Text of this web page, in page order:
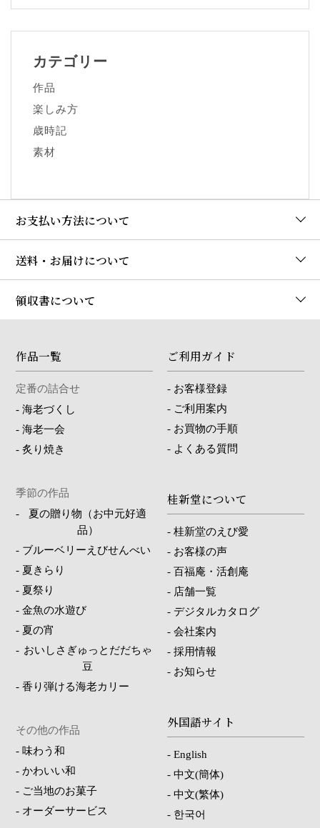
カテゴリー
作品
楽しみ方
歳時記
素材
お支払い方法について
送料・お届けについて
領収書について
作品一覧
定番の詰合せ
-海老づくし
-海老一会
-炙り焼き
季節の作品
-
夏の贈り物（お中元好適
品）
- ブルーベリーえびせんべい
- 夏きらり
- 夏祭り
-金魚の水遊び
- 夏の宵
- おいしさぎゅっとだだちゃ
豆
-香り弾ける海老カリー
その他の作品
- 味わう和
-かわいい和
- ご当地のお菓子
- オーダーサービス
ご利用ガイド
- お客様登録
- ご利用案内
- お買物の手順
- よくある質問
桂新堂について
-桂新堂のえび愛
- お客様の声
-百福庵・活創庵
- 店舗一覧
- デジタルカタログ
-会社案内
-採用情報
- お知らせ
外国語サイト
-English
-中文(簡体)
-中文(繁体)
- 한국어